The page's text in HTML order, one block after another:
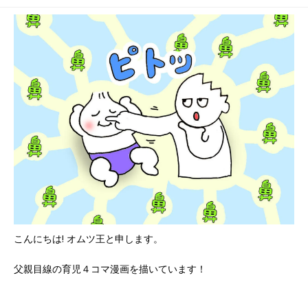
こんにちは! オムツ王と申します。
父親目線の育児４コマ漫画を描いています！